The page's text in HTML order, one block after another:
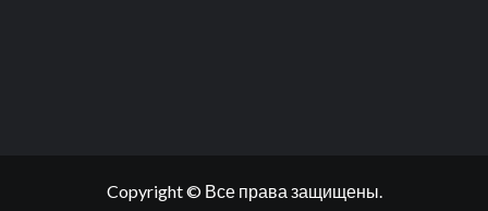
Copyright © Все права защищены.